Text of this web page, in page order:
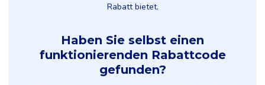
Rabatt bietet.
Haben Sie selbst einen
funktionierenden Rabattcode
gefunden?